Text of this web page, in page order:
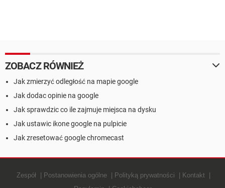
ZOBACZ RÓWNIEŻ
Jak zmierzyć odległość na mapie google
Jak dodac opinie na google
Jak sprawdzic co ile zajmuje miejsca na dysku
Jak ustawic ikone google na pulpicie
Jak zresetować google chromecast
Zespół Postanowienia ogólne Polityką prywatności
Kontakt